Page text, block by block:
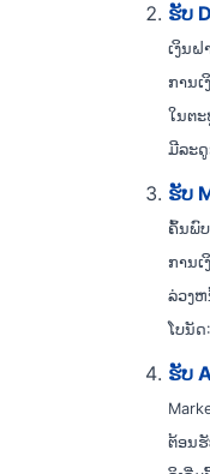
ຮັບ
ເງິນຝ
ການເ
ໃນຕ
ມີລະດູ
ຮັບ
ຄົ້ນພົ
ການເ
ລ່ວງ
ໂບນັດ
ຮັບ
ຕ້ອນຮັ